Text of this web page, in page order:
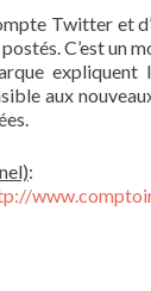
Twitter et
C’est un
expliquent
aux
: